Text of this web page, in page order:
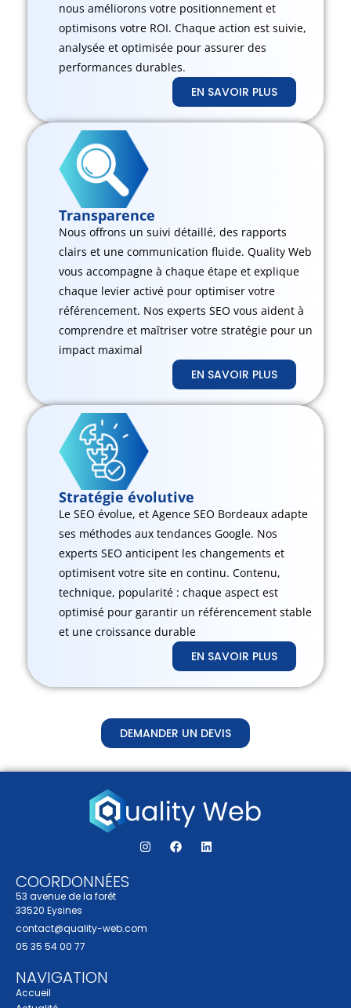
nous améliorons votre positionnement et
optimisons votre ROI. Chaque action est suivie,
analysée et optimisée pour assurer des
performances durables.
EN SAVOIR PLUS
Transparence
Nous offrons un suivi détaillé, des rapports
clairs et une communication fluide. Quality Web
vous accompagne à chaque étape et explique
chaque levier activé pour optimiser votre
référencement. Nos experts SEO vous aident à
comprendre et maîtriser votre stratégie pour un
impact maximal
EN SAVOIR PLUS
Stratégie évolutive
Le SEO évolue, et Agence SEO Bordeaux adapte
ses méthodes aux tendances Google. Nos
experts SEO anticipent les changements et
optimisent votre site en continu. Contenu,
technique, popularité : chaque aspect est
optimisé pour garantir un référencement stable
et une croissance durable
EN SAVOIR PLUS
DEMANDER UN DEVIS
COORDONNÉES
53 avenue de la forêt
33520 Eysines
contact@quality-web.com
05 35 54 00 77
NAVIGATION
Accueil